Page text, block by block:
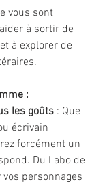
vous sont
à sortir de
à explorer de
:
les goûts : Que
écrivain
forcément un
Du Labo de
personnages